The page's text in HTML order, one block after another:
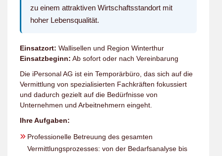
zu einem attraktiven Wirtschaftsstandort mit
hoher Lebensqualität.
Einsatzort: Wallisellen und Region Winterthur
Einsatzbeginn: Ab sofort oder nach Vereinbarung
Die iPersonal AG ist ein Temporärbüro, das sich auf die
Vermittlung von spezialisierten Fachkräften fokussiert
und dadurch gezielt auf die Bedürfnisse von
Unternehmen und Arbeitnehmern eingeht.
Ihre Aufgaben:
Professionelle Betreuung des gesamten
Vermittlungsprozesses: von der Bedarfsanalyse bis